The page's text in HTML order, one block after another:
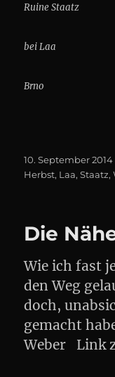
Ruine Staatz
bei Laa
Brno
Posted
on
10. September 2014
Herbst, Laa,Staatz,
Die
Wie ich fast
den Weg
doch,
gemacht
Weber Link